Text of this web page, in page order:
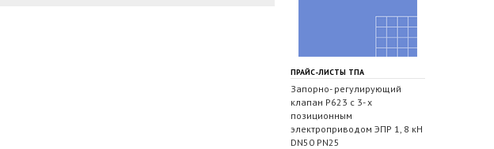
ПРАЙС-ЛИСТЫ ТПА
Запорно- регулирующий
клапан Р623 с 3- х
позиционным
электроприводом ЭПР 1, 8 кН
DN50 PN25